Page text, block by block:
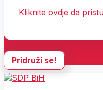
Kliknite ovdje da
Pridruži se!